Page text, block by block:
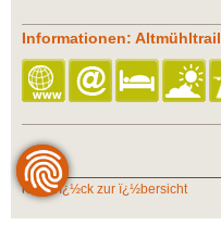
Informationen: Altmühltrail
zurï¿½ck zur ï¿½bersicht